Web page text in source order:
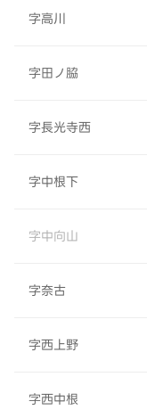
字高川
字田ノ脇
字長光寺西
字中根下
字中向山
字奈古
字西上野
字西中根